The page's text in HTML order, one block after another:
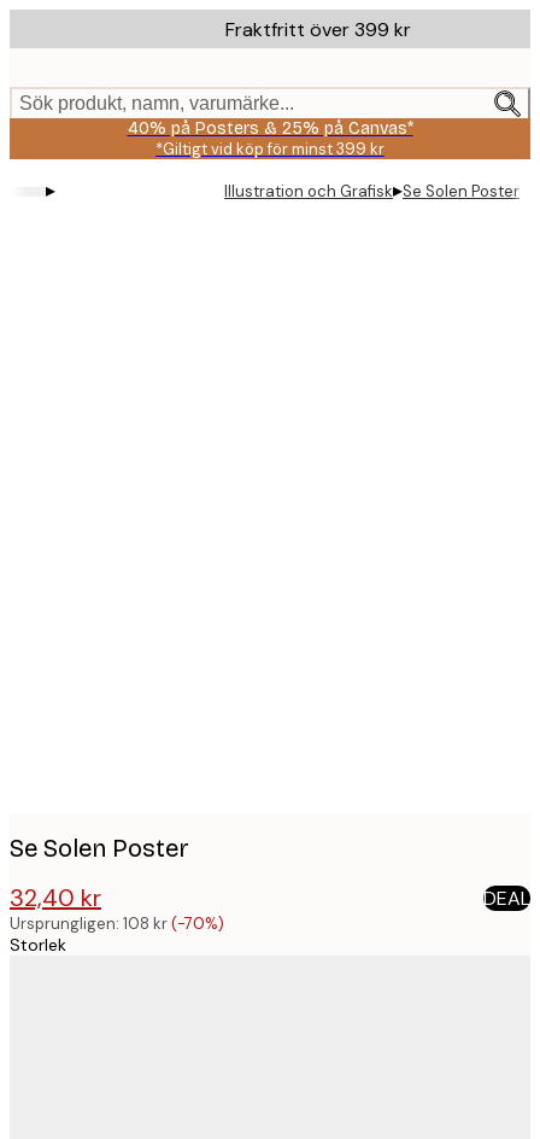
to
content.
Fraktfritt över 399 kr
Sök produkt, namn, varumärke...
40% på Posters & 25% på Canvas*
*Giltigt vid köp för minst 399 kr
▸ Illustration och Grafisk▸Se Solen Poster
Se Solen Poster
32,40 kr
108 kr DEAL
Ursprungligen: 108 kr(-70%)
Storlek